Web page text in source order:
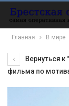
Главная В мире
Вернуться
фильма по